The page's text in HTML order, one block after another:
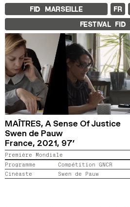
FID MARSEILLE FR
À PROPOS
LE FID À L’ANNÉE
ÉDUCATION À L’IMAGE
À L’INTERNATIONAL
LIVRES ET REVUES
LES ENGAGEMENTS
PARTENAIRES FID 37
FESTIVAL FID 37
PALMARÈS
PROGRAMMATION
RÉTROSPECTIVE
FOCUS
JURY ET PRIX
PROS ET PRESSE
TARIFS
CALENDRIER
FID LAB 18
FESTIVAL FID
MAÎTRES, A Sense Of Justice
Swen de Pauw
France, 2021, 97’
Première Mondiale
Programme
Compétition GNCR
Cinéaste
Swen de Pauw